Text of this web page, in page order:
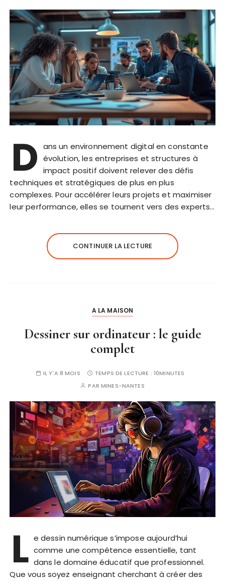
D ans un environnement digital en constante
évolution, les entreprises et structures à
impact positif doivent relever des défis
techniques et stratégiques de plus en plus
complexes. Pour accélérer leurs projets et maximiser
leur performance, elles se tournent vers des experts…
CONTINUER LA LECTURE
A LA MAISON
Dessiner sur ordinateur : le guide
complet
IL Y'A 8 MOIS TEMPS DE LECTURE : 10MINUTES
PAR MINES-NANTES
L e dessin numérique s’impose aujourd’hui
comme une compétence essentielle, tant
dans le domaine éducatif que professionnel.
Que vous soyez enseignant cherchant à créer des